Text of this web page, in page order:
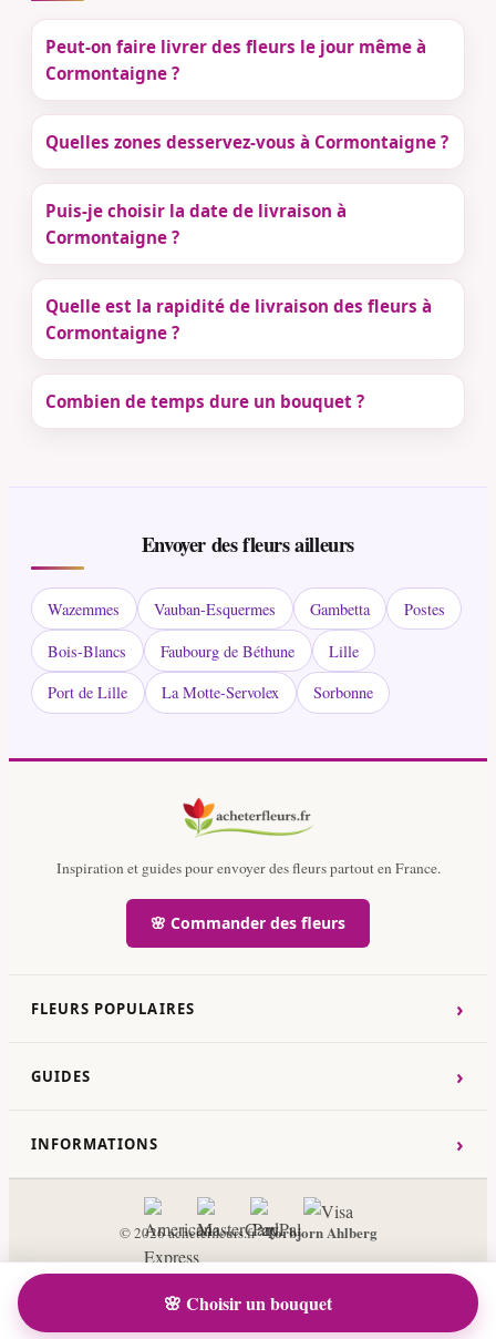
Peut-on faire livrer des fleurs le jour même à
Cormontaigne ?
Quelles zones desservez-vous à Cormontaigne ?
Puis-je choisir la date de livraison à
Cormontaigne ?
Quelle est la rapidité de livraison des fleurs à
Cormontaigne ?
Combien de temps dure un bouquet ?
Envoyer des fleurs ailleurs
Wazemmes Vauban-Esquermes Gambetta
Postes
Bois-Blancs
Faubourg de Béthune
Lille
Port de Lille
La Motte-Servolex Sorbonne
Inspiration et guides pour envoyer des fleurs partout en France.
🌸 Commander des fleurs
FLEURS POPULAIRES ›
GUIDES ›
INFORMATIONS ›
© 2026 acheterfleurs.fr ·Torbjorn Ahlberg
🌸 Choisir un bouquet